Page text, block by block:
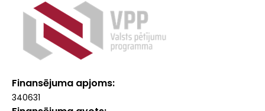
Finansējuma apjoms
340631